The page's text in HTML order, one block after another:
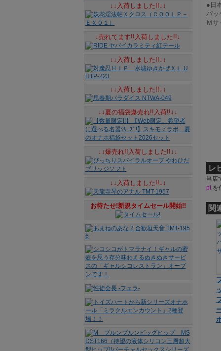
●日
パッ
Ｍサ
レ
当店
ptを
関
↓↓入荷しました!!↓↓
↓売れてます!!入荷しました!!↓
↓↓入荷しました!!↓↓
↓↓入荷しました!!↓↓
↓↓夏の福袋爆売れ!!入荷!!↓↓
↓↓爆売れ!!入荷しました!!↓↓
↓↓入荷しました!!↓↓
お待たせ!新規タイムセール開始!!